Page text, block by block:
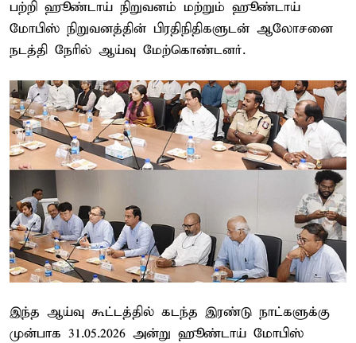
பற்றி ஹூண்டாய் நிறுவனம் மற்றும் ஹூண்டாய்
மோபிஸ் நிறுவனத்தின் பிரதிநிதிகளுடன் ஆலோசனை
நடத்தி நேரில் ஆய்வு மேற்கொண்டனர்.
இந்த ஆய்வு கூட்டத்தில் கடந்த இரண்டு நாட்களுக்கு
முன்பாக 31.05.2026 அன்று ஹூண்டாய் மோபிஸ்